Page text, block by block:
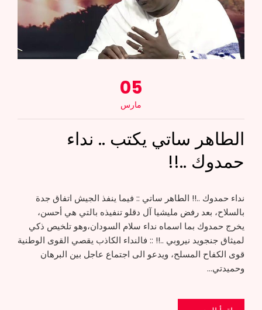
05
مارس
الطاهر ساتي يكتب .. نداء
حمدوك ..!!
نداء حمدوك ..!! الطاهر ساتي :: فيما ينفذ الجيش اتفاق جدة
بالسلاح، بعد رفض مليشيا آل دقلو تنفيذه بالتي هي أحسن،
يخرج حمدوك بما اسماه نداء سلام السودان،وهو تلخيص ذكي
لميثاق جنجويد نيروبي ..!! :: فالنداء الكاذب يقصي القوى الوطنية
قوى الكفاح المسلح، ويدعو الى اجتماع عاجل بين البرهان
وحميدتي…